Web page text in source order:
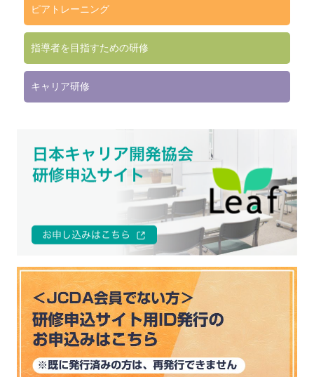
ピアトレーニング
指導者を目指すための研修
キャリア研修